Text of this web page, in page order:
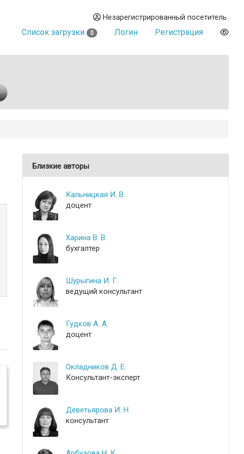
Незарегистрированный посетитель
Список загрузки 0 Логин Регистрация
Близкие авторы
Кальницкая И. В.
доцент
Харина В. В.
бухгалтер
Шурыгина И. Г.
ведущий консультант
Гудков А. А.
доцент
Окладников Д. Е.
Консультант-эксперт
Деветьярова И. Н.
консультант